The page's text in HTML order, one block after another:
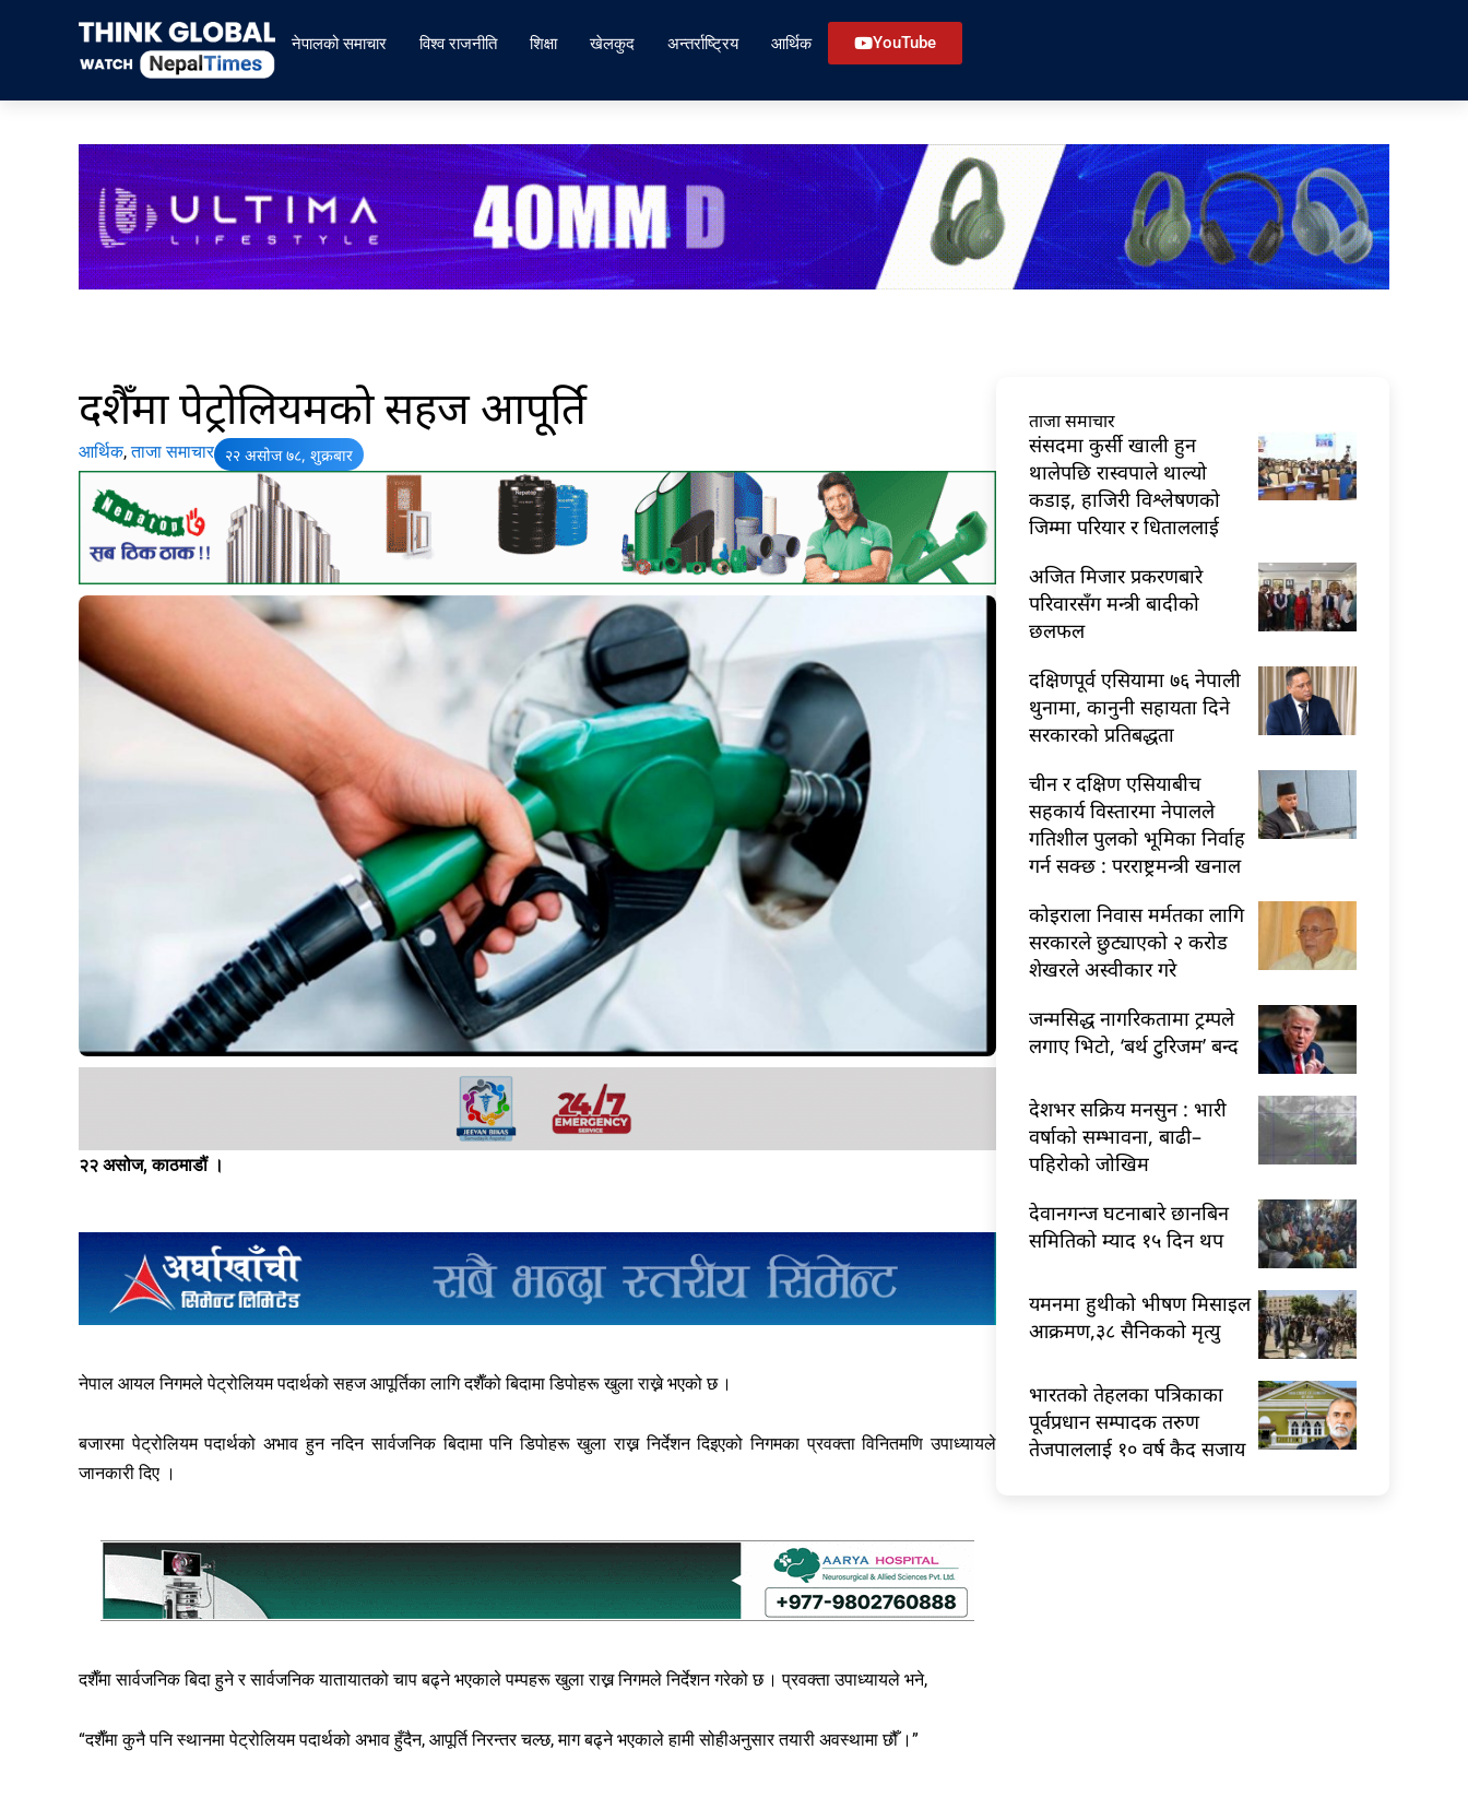
नेपालको समाचार विश्व राजनीति शिक्षा खेलकुद अन्तर्राष्ट्रिय आर्थिक YouTube
दशैँमा पेट्रोलियमको सहज आपूर्ति
आर्थिक,ताजा समाचार २२ असोज ७८, शुक्रबार
२२ असोज, काठमाडौं ।
नेपाल आयल निगमले पेट्रोलियम पदार्थको सहज आपूर्तिका लागि दशैँको बिदामा डिपोहरू खुला राख्ने भएको छ ।
बजारमा पेट्रोलियम पदार्थको अभाव हुन नदिन सार्वजनिक बिदामा पनि डिपोहरू खुला राख्न निर्देशन दिइएको निगमका प्रवक्ता विनितमणि उपाध्यायले
जानकारी दिए ।
दशैँमा सार्वजनिक बिदा हुने र सार्वजनिक यातायातको चाप बढ्ने भएकाले पम्पहरू खुला राख्न निगमले निर्देशन गरेको छ । प्रवक्ता उपाध्यायले भने,
“दशैँमा कुनै पनि स्थानमा पेट्रोलियम पदार्थको अभाव हुँदैन, आपूर्ति निरन्तर चल्छ, माग बढ्ने भएकाले हामी सोहीअनुसार तयारी अवस्थामा छौँ ।”
ताजा समाचार
संसदमा कुर्सी खाली हुन
थालेपछि रास्वपाले थाल्यो
कडाइ, हाजिरी विश्लेषणको
जिम्मा परियार र धिताललाई
अजित मिजार प्रकरणबारे
परिवारसँग मन्त्री बादीको
छलफल
दक्षिणपूर्व एसियामा ७६ नेपाली
थुनामा, कानुनी सहायता दिने
सरकारको प्रतिबद्धता
चीन र दक्षिण एसियाबीच
सहकार्य विस्तारमा नेपालले
गतिशील पुलको भूमिका निर्वाह
गर्न सक्छ : परराष्ट्रमन्त्री खनाल
कोइराला निवास मर्मतका लागि
सरकारले छुट्याएको २ करोड
शेखरले अस्वीकार गरे
जन्मसिद्ध नागरिकतामा ट्रम्पले
लगाए भिटो, ‘बर्थ टुरिजम’ बन्द
देशभर सक्रिय मनसुन : भारी
वर्षाको सम्भावना, बाढी–
पहिरोको जोखिम
देवानगन्ज घटनाबारे छानबिन
समितिको म्याद १५ दिन थप
यमनमा हुथीको भीषण मिसाइल
आक्रमण,३८ सैनिकको मृत्यु
भारतकाे तेहलका पत्रिकाका
पूर्वप्रधान सम्पादक तरुण
तेजपाललाई १० वर्ष कैद सजाय